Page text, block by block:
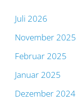
Juli 2026
November 2025
Februar 2025
Januar 2025
Dezember 2024